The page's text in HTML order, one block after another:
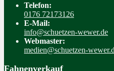
Telefon:
0176 72173126
E-Mail:
info@schuetzen-wewer.de
Webmaster:
medien@schuetzen-
Fahnenverkauf